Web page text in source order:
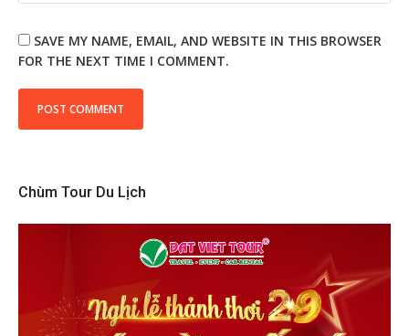
SAVE MY NAME, EMAIL, AND WEBSITE IN THIS BROWSER
FOR THE NEXT TIME I COMMENT.
Chùm Tour Du Lịch